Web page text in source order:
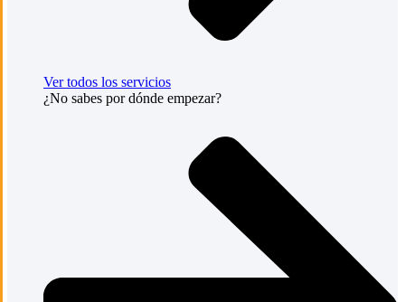
Ver todos los servicios
¿No sabes por dónde empezar?